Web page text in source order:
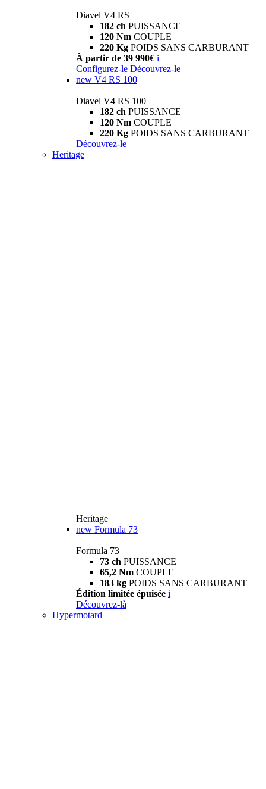
Diavel V4 RS
182 ch PUISSANCE
120 Nm COUPLE
220 Kg POIDS SANS CARBURANT
À partir de 39 990€ i
Configurez-le Découvrez-le
new V4 RS 100
Diavel V4 RS 100
182 ch PUISSANCE
120 Nm COUPLE
220 Kg POIDS SANS CARBURANT
Découvrez-le
Heritage
Heritage
new Formula 73
Formula 73
73 ch PUISSANCE
65,2 Nm COUPLE
183 kg POIDS SANS CARBURANT
Édition limitée épuisée i
Découvrez-là
Hypermotard